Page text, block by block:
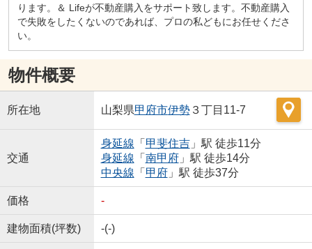
ります。＆ Lifeが不動産購入をサポート致します。不動産購入
で失敗をしたくないのであれば、プロの私どもにお任せくださ
い。
物件概要
所在地 山梨県甲府市伊勢３丁目11-7
交通
身延線 「 甲斐住吉」駅 徒歩11分
身延線 「 南甲府」駅 徒歩14分
中央線 「 甲府」駅 徒歩37分
価格 -
建物面積(坪数) -(-)